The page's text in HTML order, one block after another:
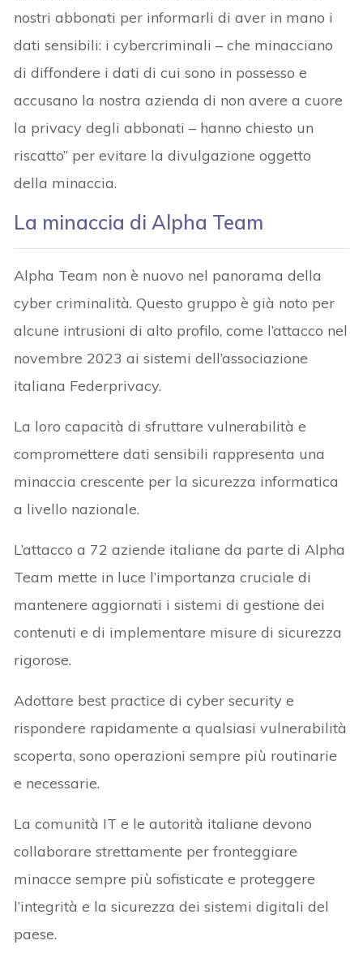
nostri abbonati per informarli di aver in mano i
dati sensibili: i cybercriminali – che minacciano
di diffondere i dati di cui sono in possesso e
accusano la nostra azienda di non avere a cuore
la privacy degli abbonati – hanno chiesto un
riscatto” per evitare la divulgazione oggetto
della minaccia.
La minaccia di Alpha Team
Alpha Team non è nuovo nel panorama della
cyber criminalità. Questo gruppo è già noto per
alcune intrusioni di alto profilo, come l’attacco nel
novembre 2023 ai sistemi dell’associazione
italiana Federprivacy.
La loro capacità di sfruttare vulnerabilità e
compromettere dati sensibili rappresenta una
minaccia crescente per la sicurezza informatica
a livello nazionale.
L’attacco a 72 aziende italiane da parte di Alpha
Team mette in luce l’importanza cruciale di
mantenere aggiornati i sistemi di gestione dei
contenuti e di implementare misure di sicurezza
rigorose.
Adottare best practice di cyber security e
rispondere rapidamente a qualsiasi vulnerabilità
scoperta, sono operazioni sempre più routinarie
e necessarie.
La comunità IT e le autorità italiane devono
collaborare strettamente per fronteggiare
minacce sempre più sofisticate e proteggere
l’integrità e la sicurezza dei sistemi digitali del
paese.